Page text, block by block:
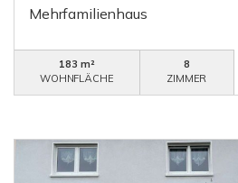
Mehrfamilienhaus
183 m²
WOHNFLÄCHE
8
ZIMMER